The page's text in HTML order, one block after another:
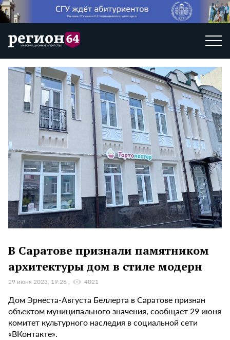
В Саратове признали памятником
архитектуры дом в стиле модерн
29 июня 2023, 19:26 4021
Дом Эрнеста-Августа Беллерта в Саратове признан
объектом муниципального значения, сообщает 29 июня
комитет культурного наследия в социальной сети
«ВКонтакте».